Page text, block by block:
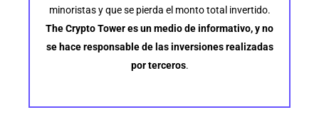
minoristas y que se pierda el monto total invertido.
The Crypto Tower es un medio de informativo, y no
se hace responsable de las inversiones realizadas
por terceros.